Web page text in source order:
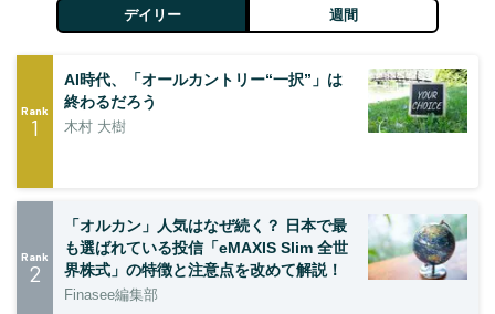
デイリー 週間
Rank
1
AI時代、「オールカントリー“一択”」は
終わるだろう
木村 大樹
Rank
2
「オルカン」人気はなぜ続く？ 日本で最
も選ばれている投信「eMAXIS Slim 全世
界株式」の特徴と注意点を改めて解説！
Finasee編集部